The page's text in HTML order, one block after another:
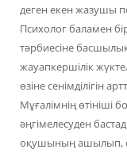
деген екен жазушы
Психолог баламен
тәрбиесіне
жауапкершілік
өзіне сенімділігін
Мұғалімнің
әңгімелесуден
оқушының ашылып,